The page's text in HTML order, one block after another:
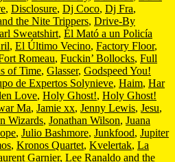
, Disclosure, Dj Coco, Dj Fra,
the Nite Trippers, Drive-By
Sweatshirt, Él Mató a un Policía
, El Último Vecino, Factory Floor,
Romeau, Fuckin’ Bollocks, Full
of Time, Glasser, Godspeed You!
de Expertos Solynieve, Haim, Har
Love, Holy Ghost!, Holy Ghost!
Ma, Jamie xx, Jenny Lewis, Jesu,
Wizards, Jonathan Wilson, Juana
, Julio Bashmore, Junkfood, Jupiter
, Kronos Quartet, Kvelertak, La
Garnier, Lee Ranaldo and the